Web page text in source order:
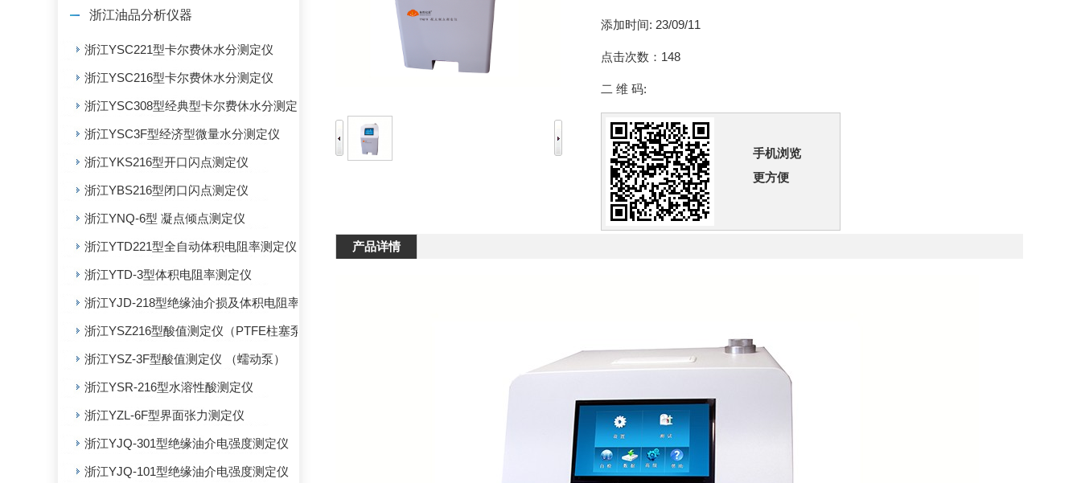
浙江油品分析仪器
浙江YSC221型卡尔费休水分测定仪
浙江YSC216型卡尔费休水分测定仪
浙江YSC308型经典型卡尔费休水分测定仪
浙江YSC3F型经济型微量水分测定仪
浙江YKS216型开口闪点测定仪
浙江YBS216型闭口闪点测定仪
浙江YNQ-6型 凝点倾点测定仪
浙江YTD221型全自动体积电阻率测定仪
浙江YTD-3型体积电阻率测定仪
浙江YJD-218型绝缘油介损及体积电阻率测定仪
浙江YSZ216型酸值测定仪（PTFE柱塞泵）
浙江YSZ-3F型酸值测定仪 （蠕动泵）
浙江YSR-216型水溶性酸测定仪
浙江YZL-6F型界面张力测定仪
浙江YJQ-301型绝缘油介电强度测定仪
浙江YJQ-101型绝缘油介电强度测定仪
添加时间: 23/09/11
点击次数： 148
二 维 码:
手机浏览
更方便
产品详情